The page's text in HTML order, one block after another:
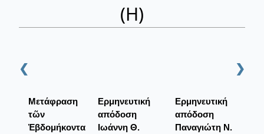
(Η)
❮ ❯
Μετάφραση
τῶν
Ἑβδομήκοντα
Ερμηνευτική
απόδοση
Ιωάννη Θ.
Ερμηνευτική
απόδοση
Παναγιώτη Ν.